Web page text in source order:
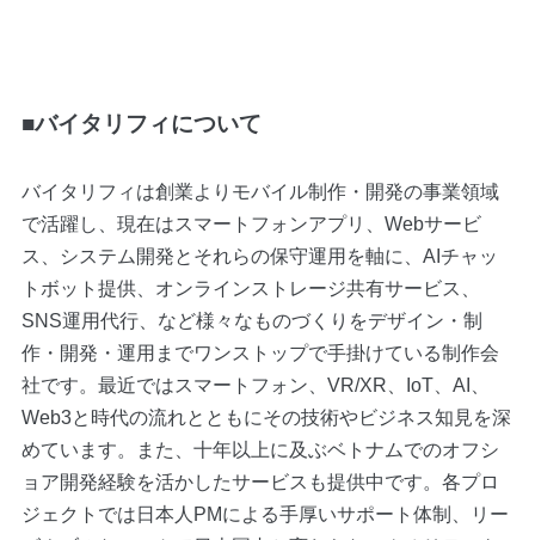
■バイタリフィについて
バイタリフィは創業よりモバイル制作・開発の事業領域
で活躍し、現在はスマートフォンアプリ、Webサービ
ス、システム開発とそれらの保守運用を軸に、AIチャッ
トボット提供、オンラインストレージ共有サービス、
SNS運用代行、など様々なものづくりをデザイン・制
作・開発・運用までワンストップで手掛けている制作会
社です。最近ではスマートフォン、VR/XR、IoT、AI、
Web3と時代の流れとともにその技術やビジネス知見を深
めています。また、十年以上に及ぶベトナムでのオフシ
ョア開発経験を活かしたサービスも提供中です。各プロ
ジェクトでは日本人PMによる手厚いサポート体制、リー